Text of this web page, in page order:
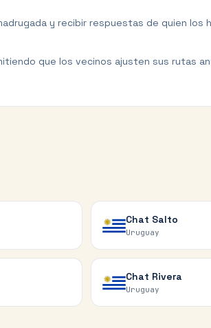
y recibir respuestas de quien los
que los vecinos ajusten sus rutas
Chat Salto
Uruguay
Chat Rivera
Uruguay